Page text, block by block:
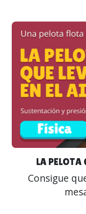
LA PELOTA
Consigue